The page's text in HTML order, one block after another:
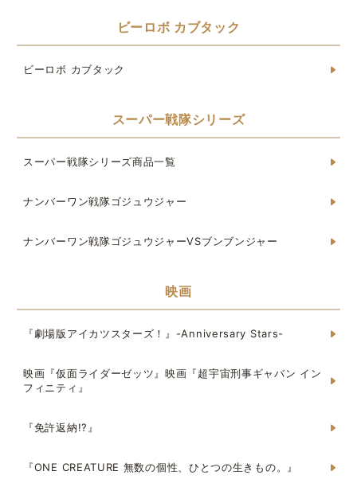
ビーロボ カブタック
ビーロボ カブタック
スーパー戦隊シリーズ
スーパー戦隊シリーズ商品一覧
ナンバーワン戦隊ゴジュウジャー
ナンバーワン戦隊ゴジュウジャーVSブンブンジャー
映画
『劇場版アイカツスターズ！』-Anniversary Stars-
映画『仮面ライダーゼッツ』映画『超宇宙刑事ギャバン イン
フィニティ』
『免許返納!?』
『ONE CREATURE 無数の個性、ひとつの生きもの。』